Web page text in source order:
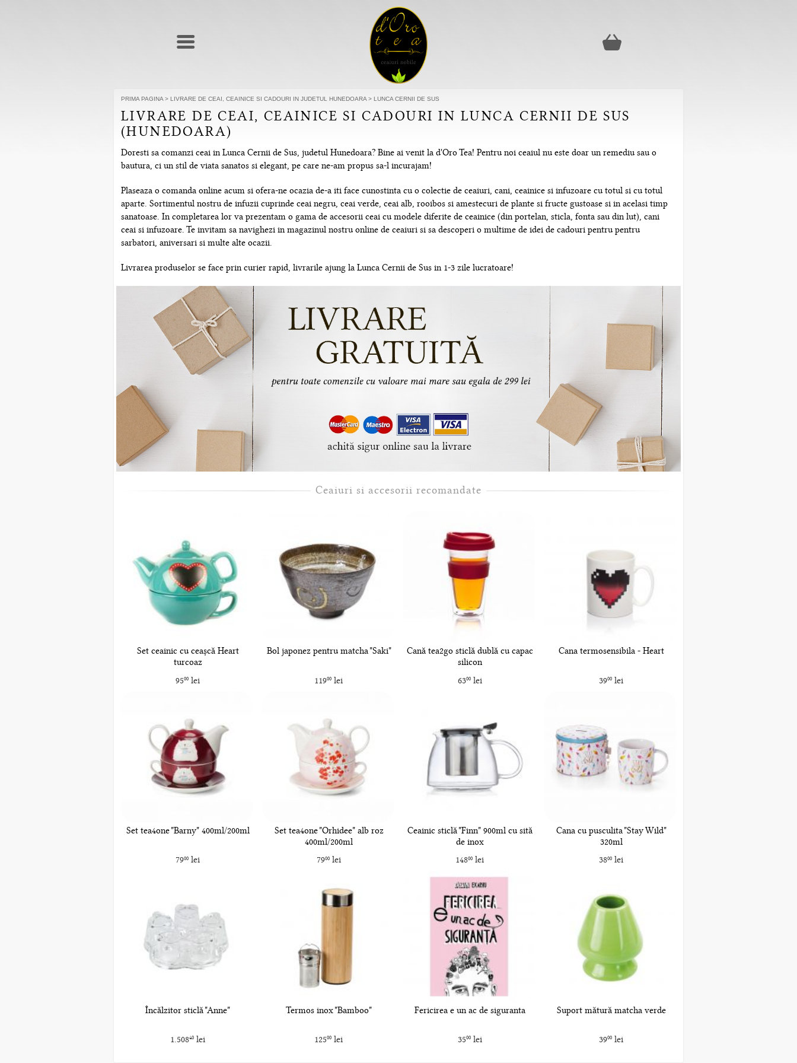
PRIMA PAGINA > LIVRARE DE CEAI, CEAINICE SI CADOURI IN JUDETUL HUNEDOARA > LUNCA CERNII DE SUS
LIVRARE DE CEAI, CEAINICE SI CADOURI IN LUNCA CERNII DE SUS
(HUNEDOARA)
Doresti sa comanzi ceai in Lunca Cernii de Sus, judetul Hunedoara? Bine ai venit la d'Oro Tea! Pentru noi ceaiul nu este doar un remediu sau o
bautura, ci un stil de viata sanatos si elegant, pe care ne-am propus sa-l incurajam!
Plaseaza o comanda online acum si ofera-ne ocazia de-a iti face cunostinta cu o colectie de ceaiuri, cani, ceainice si infuzoare cu totul si cu totul
aparte. Sortimentul nostru de infuzii cuprinde ceai negru, ceai verde, ceai alb, rooibos si amestecuri de plante si fructe gustoase si in acelasi timp
sanatoase. In completarea lor va prezentam o gama de accesorii ceai cu modele diferite de ceainice (din portelan, sticla, fonta sau din lut), cani
ceai si infuzoare. Te invitam sa navighezi in magazinul nostru online de ceaiuri si sa descoperi o multime de idei de cadouri pentru pentru
sarbatori, aniversari si multe alte ocazii.
Livrarea produselor se face prin curier rapid, livrarile ajung la Lunca Cernii de Sus in 1-3 zile lucratoare!
Ceaiuri si accesorii recomandate
Set ceainic cu ceașcă Heart
turcoaz
9500lei
Bol japonez pentru matcha "Saki"
11900 lei
Cană tea2go sticlă dublă cu capac
silicon
6300lei
Cana termosensibila - Heart
3900lei
Set tea4one "Barny" 400ml/200ml
7900lei
Set tea4one "Orhidee" alb roz
400ml/200ml
7900lei
Ceainic sticlă "Finn" 900ml cu sită
de inox
14800 lei
Cana cu pusculita "Stay Wild"
320ml
3800lei
Încălzitor sticlă "Anne"
1.50840lei
Termos inox "Bamboo"
12500 lei
Fericirea e un ac de siguranta
3500lei
Suport mătură matcha verde
3900lei